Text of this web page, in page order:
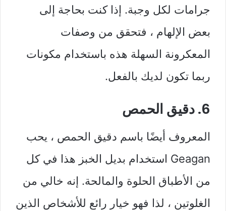
جرامات لكل وجبة. إذا كنت بحاجة إلى
بعض الإلهام ، فتحقق من وصفات
المعكرونة السهلة هذه باستخدام مكونات
ربما تكون لديك بالفعل.
6. دقيق الحمص
المعروف أيضًا باسم دقيق الحمص ، يحب
Geagan استخدام بديل الخبز هذا في كل
من الأطباق الحلوة والمالحة. إنه خالي من
الغلوتين ، لذا فهو خيار رائع للأشخاص الذين